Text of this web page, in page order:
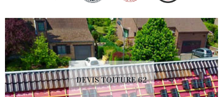
DEVIS TOITURE 62